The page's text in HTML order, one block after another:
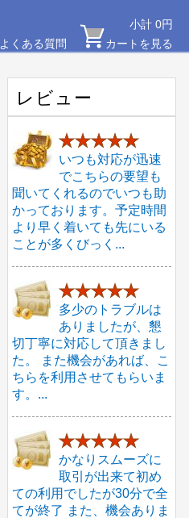
よくある質問
小計 0円
カートを見る
レビュー
★★★★★
いつも対応が迅速
でこちらの要望も
聞いてくれるのでいつも助
かっております。予定時間
より早く着いても先にいる
ことが多くびっく...
★★★★★
多少のトラブルは
ありましたが、懇
切丁寧に対応して頂きまし
た。 また機会があれば、こ
ちらを利用させてもらいま
す。...
★★★★★
かなりスムーズに
取引が出来て初め
ての利用でしたが30分で全
てが終了 また、機会ありま